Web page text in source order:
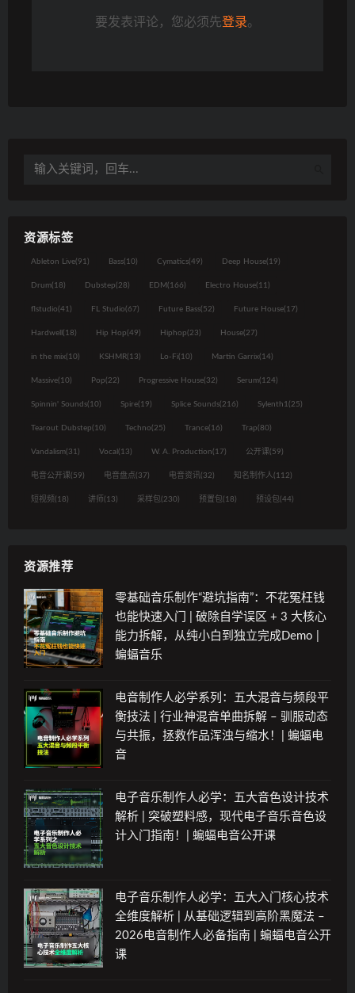
要发表评论，您必须先登录。
资源标签
Ableton Live(91) Bass(10) Cymatics(49) Deep House(19)
Drum(18) Dubstep(28) EDM(166) Electro House(11)
flstudio(41) FL Studio(67) Future Bass(52) Future House(17)
Hardwell (18) Hip Hop(49) Hiphop(23) House(27)
in the mix(10) KSHMR(13) Lo-Fi(10) Martin Garrix(14)
Massive(10) Pop(22) Progressive House(32) Serum(124)
Spinnin' Sounds(10) Spire(19) Splice Sounds(216) Sylenth1(25)
Tearout Dubstep(10) Techno(25) Trance(16) Trap(80)
Vandalism(31) Vocal (13) W. A. Production(17) 公开课(59)
电音公开课(59) 电音盘点(37) 电音资讯(32) 知名制作人(112)
短视频 (18) 讲师(13) 采样包(230) 预置包(18) 预设包(44)
资源推荐
零基础音乐制作“避坑指南”：不花冤枉钱
也能快速入门 | 破除自学误区 + 3 大核心
能力拆解，从纯小白到独立完成Demo |
蝙蝠音乐
电音制作人必学系列：五大混音与频段平
衡技法 | 行业神混音单曲拆解 – 驯服动态
与共振，拯救作品浑浊与缩水！| 蝙蝠电
音
电子音乐制作人必学：五大音色设计技术
解析 | 突破塑料感，现代电子音乐音色设
计入门指南！| 蝙蝠电音公开课
电子音乐制作人必学：五大入门核心技术
全维度解析 | 从基础逻辑到高阶黑魔法 –
2026电音制作人必备指南 | 蝙蝠电音公开
课